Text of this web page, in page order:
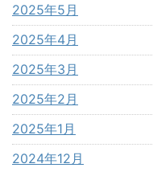
2025年5月
2025年4月
2025年3月
2025年2月
2025年1月
2024年12月